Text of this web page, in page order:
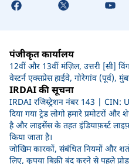
पंजीकृत कार्यालय
12वीं और 13वीं मंज़िल, उत्तरी [सी]
वेस्टर्न एक्सप्रेस हाईवे, गोरेगांव (पूर्व),
IRDAI की सूचना
IRDAI रजिस्ट्रेशन नंबर 143 | CIN:
दिया गया ट्रेड लोगो हमारे प्रमोटरों
है और लाइसेंस के तहत इंडियाफ़र्स्ट लाइफ़
किया जाता है।
जोखिम कारकों, संबंधित नियमों और
लिए, कृपया बिक्री बंद करने से पहले